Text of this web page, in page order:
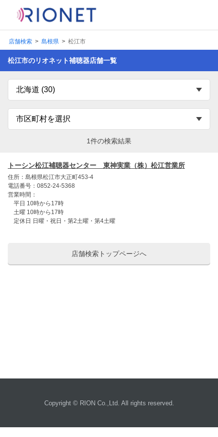
店舗検索 島根県 松江市
松江市のリオネット補聴器店舗一覧
1件の検索結果
トーシン松江補聴器センター 東神実業（株）松江営業所
住所：島根県松江市大正町453-4
電話番号：0852-24-5368
営業時間：
平日 10時から17時
土曜 10時から17時
定休日 日曜・祝日・第2土曜・第4土曜
店舗検索トップページへ
Copyright © RION Co.,Ltd. All rights reserved.